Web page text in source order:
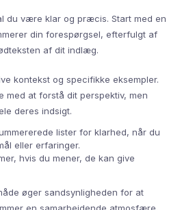
du være klar og præcis. Start med en
din forespørgsel, efterfulgt af
af dit indlæg.
kontekst og specifikke eksempler.
med at forstå dit perspektiv, men
deres indsigt.
lister for klarhed, når du
eller erfaringer.
hvis du mener, de kan give
øger sandsynligheden for at